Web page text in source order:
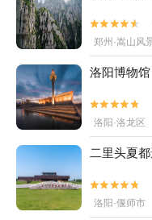


郑州·嵩山风
洛阳博物馆


洛阳·洛龙区
二里头夏


洛阳·偃师市